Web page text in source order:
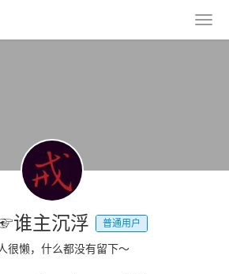
谁主沉浮 普通用户
很懒，什么都没有留下～